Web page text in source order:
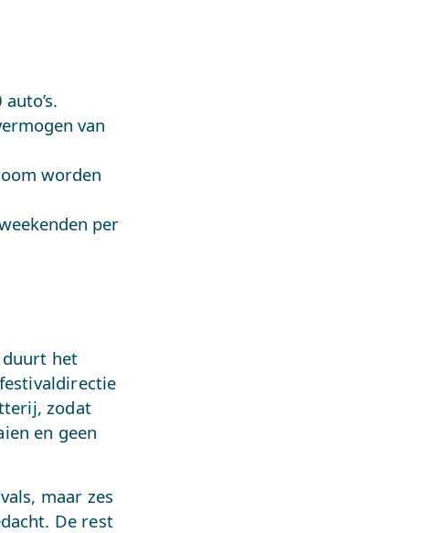
van
worden
per
het
zodat
en geen
maar zes
De rest